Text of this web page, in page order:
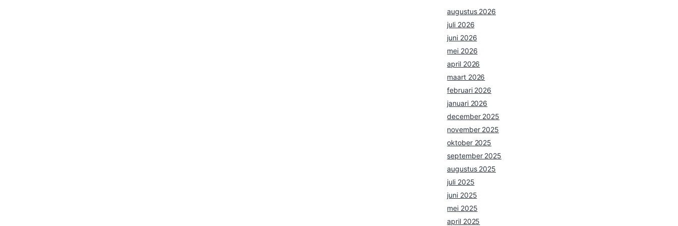
augustus 2026
juli 2026
juni 2026
mei 2026
april 2026
maart 2026
februari 2026
januari 2026
december 2025
november 2025
oktober 2025
september 2025
augustus 2025
juli 2025
juni 2025
mei 2025
april 2025